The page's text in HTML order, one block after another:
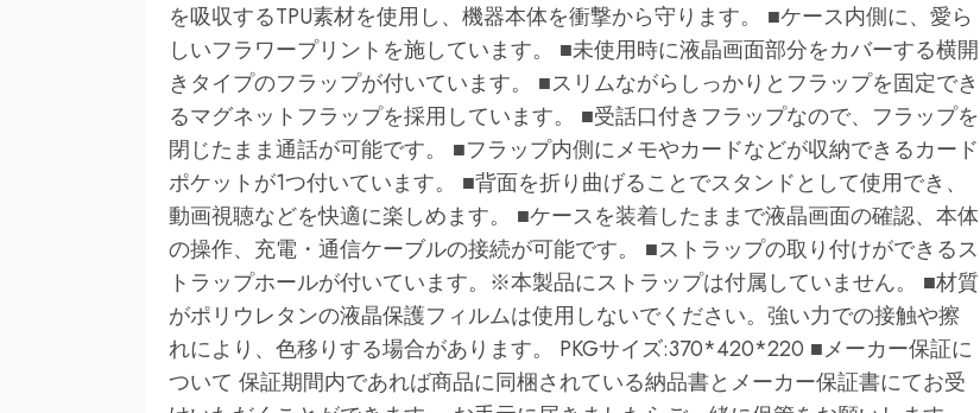
を吸収するTPU素材を使用し、機器本体を衝撃から守ります。 ■ケース内側に、愛ら
しいフラワープリントを施しています。 ■未使用時に液晶画面部分をカバーする横開
きタイプのフラップが付いています。 ■スリムながらしっかりとフラップを固定でき
るマグネットフラップを採用しています。 ■受話口付きフラップなので、フラップを
閉じたまま通話が可能です。 ■フラップ内側にメモやカードなどが収納できるカード
ポケットが1つ付いています。 ■背面を折り曲げることでスタンドとして使用でき、
動画視聴などを快適に楽しめます。 ■ケースを装着したままで液晶画面の確認、本体
の操作、充電・通信ケーブルの接続が可能です。 ■ストラップの取り付けができるス
トラップホールが付いています。※本製品にストラップは付属していません。 ■材質
がポリウレタンの液晶保護フィルムは使用しないでください。強い力での接触や擦
れにより、色移りする場合があります。 PKGサイズ:370*420*220 ■メーカー保証に
ついて 保証期間内であれば商品に同梱されている納品書とメーカー保証書にてお受